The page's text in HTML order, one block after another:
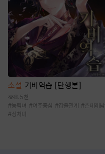
소설 기비역습 [단행본]
8.5천
#능력녀 #여주중심 #갑을관계 #츤데레남
#상처녀